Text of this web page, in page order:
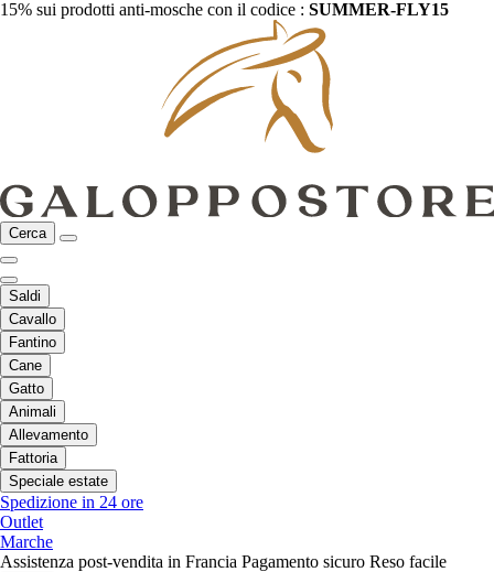
15% sui prodotti anti-mosche con il codice : SUMMER-FLY15
Cerca
Saldi
Cavallo
Fantino
Cane
Gatto
Animali
Allevamento
Fattoria
Speciale estate
Spedizione in 24 ore
Outlet
Marche
Assistenza post-vendita in Francia Pagamento sicuro Reso facile